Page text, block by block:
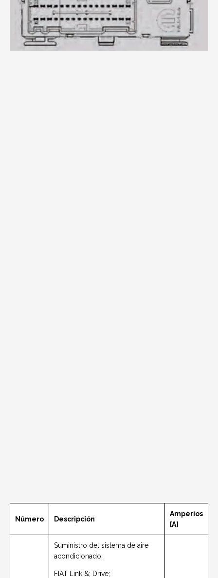
Número Descripción
Amperios
[A]
Suministro del sistema de aire
acondicionado;
FIAT Link &; Drive;